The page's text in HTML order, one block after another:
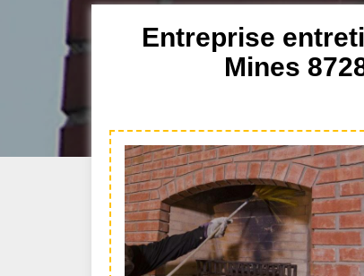
Entreprise
Mines